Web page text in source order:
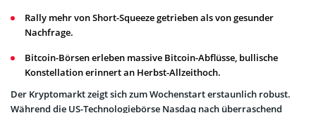
Rally mehr von Short-Squeeze getrieben als von gesunder
Nachfrage.
Bitcoin-Börsen erleben massive Bitcoin-Abflüsse, bullische
Konstellation erinnert an Herbst-Allzeithoch.
Der Kryptomarkt zeigt sich zum Wochenstart erstaunlich robust.
Während die US-Technologiebörse Nasdaq nach überraschend